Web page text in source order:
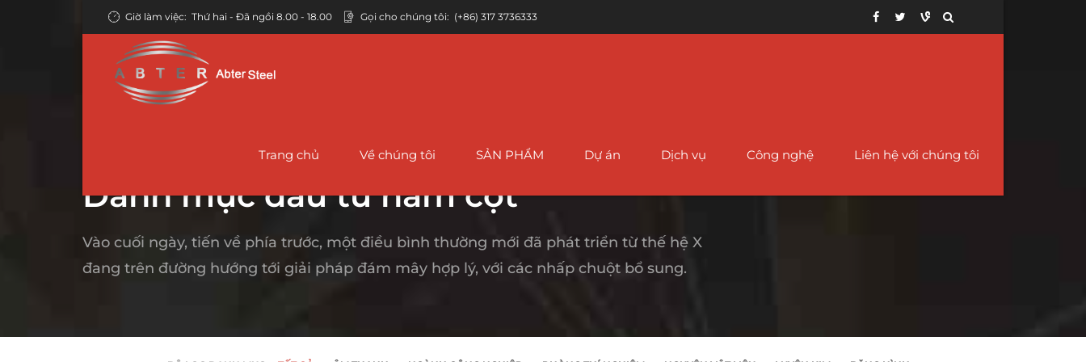
Giờ làm việc: Thứ hai - Đã ngồi 8.00 - 18.00 Gọi cho chúng tôi: (+86) 317 3736333
Trang chủ Về chúng tôi SẢN PHẨM
Ống giàn giáo –
Người Ba Lan
Ống thép ASTM A333
niken
Dự án Dịch vụ Công nghệ
Ống thép liền mạch ASTM A53 TRONG 10219 Ống ERW
Ống thép không gỉ ASTM A312
Ống thép không gỉ ASTM A268
Liên hệ với chúng tôi
CÔNG NGHỆ
Danh mục đầu tư năm cột
Vào cuối ngày, tiến về phía trước, một điều bình thường mới đã phát triển từ thế hệ X
đang trên đường hướng tới giải pháp đám mây hợp lý, với các nhấp chuột bổ sung.